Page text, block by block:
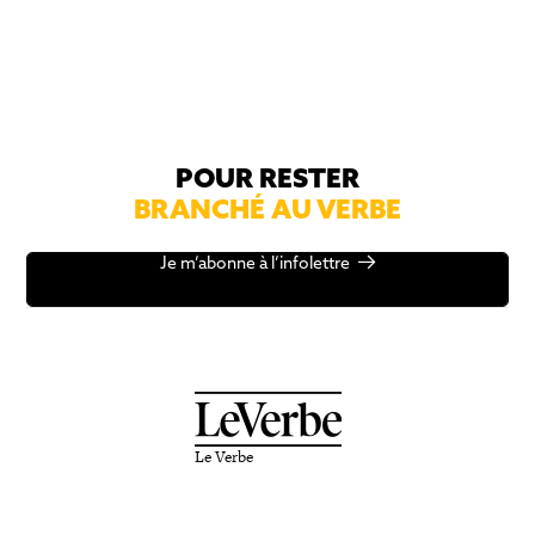
POUR RESTER
BRANCHÉ AU VERBE
Je m’abonne à l’infolettre
Le Verbe